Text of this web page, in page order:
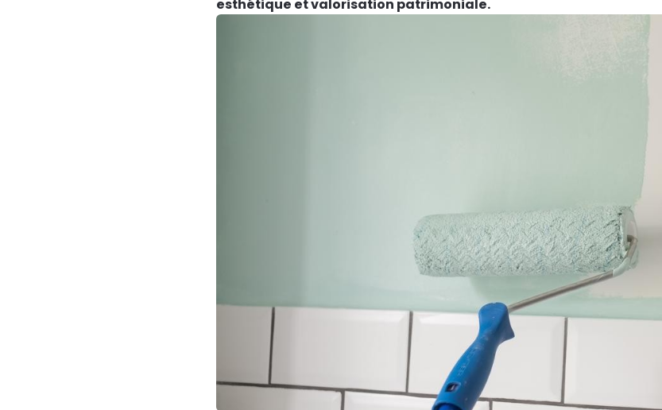
esthétique et valorisation patrimoniale.